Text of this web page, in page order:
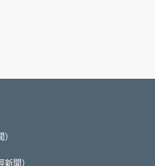
聞）